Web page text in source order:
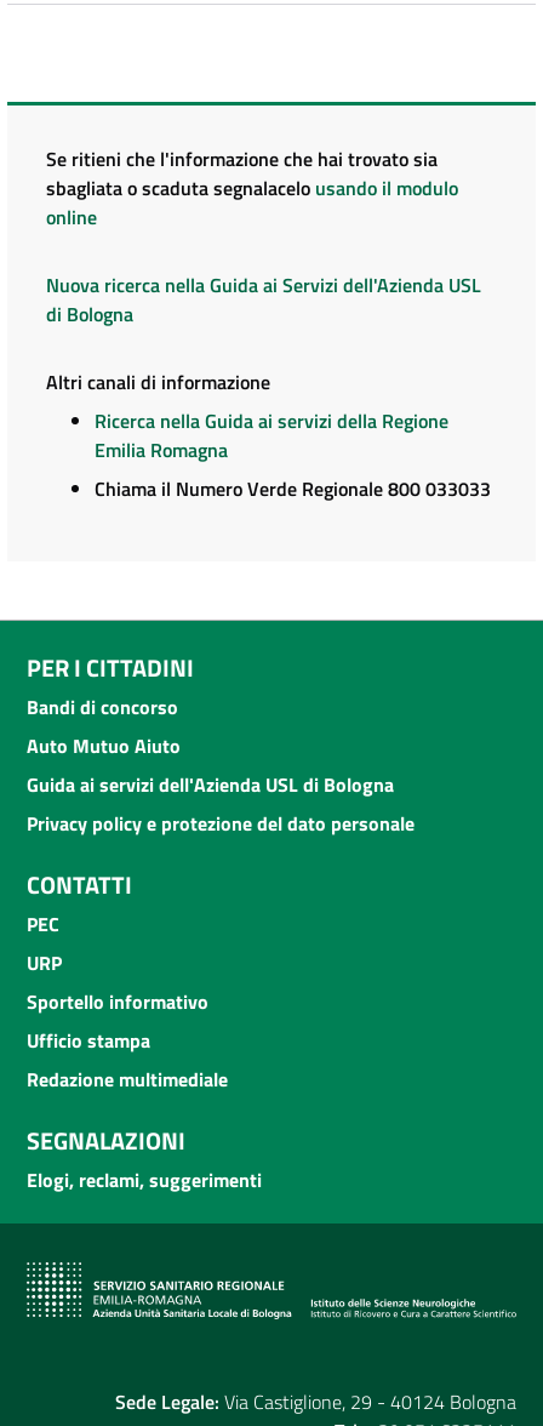
Se ritieni che l'informazione che hai trovato sia
sbagliata o scaduta segnalacelo usando il modulo
online
Nuova ricerca nella Guida ai Servizi dell'Azienda USL
di Bologna
Altri canali di informazione
Ricerca nella Guida ai servizi della Regione
Emilia Romagna
Chiama il Numero Verde Regionale 800 033033
PER I CITTADINI
Bandi di concorso
Auto Mutuo Aiuto
Guida ai servizi dell'Azienda USL di Bologna
Privacy policy e protezione del dato personale
CONTATTI
PEC
URP
Sportello informativo
Ufficio stampa
Redazione multimediale
SEGNALAZIONI
Elogi, reclami, suggerimenti
Sede Legale: Via Castiglione, 29 - 40124 Bologna